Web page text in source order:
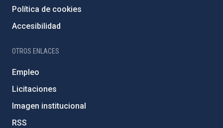
Política de cookies
Accesibilidad
OTROS ENLACES
Empleo
Licitaciones
Imagen institucional
RSS